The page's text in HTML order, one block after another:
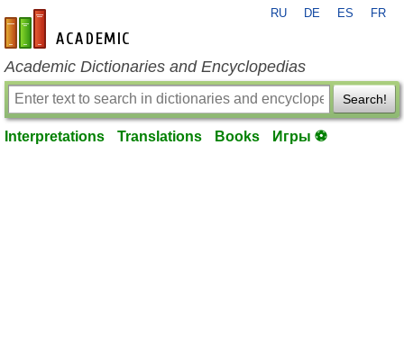
en-academic.com
RU DE ES FR
Academic Dictionaries and Encyclopedias
Search!
Interpretations Translations Books Игры ⚽